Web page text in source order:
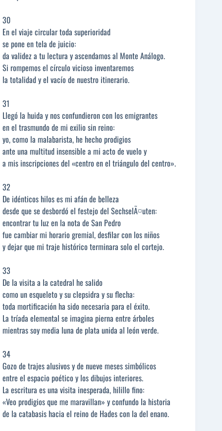
30
En el viaje circular toda superioridad
se pone en tela de juicio:
da validez a tu lectura y ascendamos al Monte Análogo.
Si rompemos el círculo vicioso inventaremos
la totalidad y el vacío de nuestro itinerario.
31
Llegó la huida y nos confundieron con los emigrantes
en el trasmundo de mi exilio sin reino:
yo, como la malabarista, he hecho prodigios
ante una multitud insensible a mi acto de vuelo y
a mis inscripciones del «centro en el triángulo del centro».
32
De idénticos hilos es mi afán de belleza
desde que se desbordó el festejo del SechselÃ¤uten:
encontrar tu luz en la nota de San Pedro
fue cambiar mi horario gremial, desfilar con los niños
y dejar que mi traje histórico terminara solo el cortejo.
33
De la visita a la catedral he salido
como un esqueleto y su clepsidra y su flecha:
toda mortificación ha sido necesaria para el éxito.
La tríada elemental se imagina pierna entre árboles
mientras soy media luna de plata unida al león verde.
34
Gozo de trajes alusivos y de nueve meses simbólicos
entre el espacio poético y los dibujos interiores.
La escritura es una visita inesperada, hilillo fino:
«Veo prodigios que me maravillan» y confundo la historia
de la catabasis hacia el reino de Hades con la del enano.